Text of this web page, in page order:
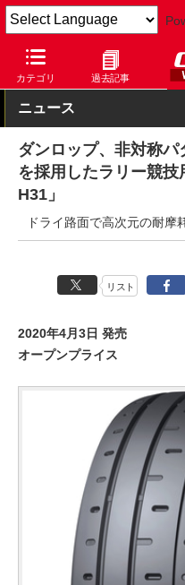
カテゴリ 過去記事
Car Watch タイヤ ダンロ
ニュース
ダンロップ、非対称
を採用したラリー競
H31」
ドライ路面で高次元の耐摩
リスト
2020年4月3日 発売
オープンプライス